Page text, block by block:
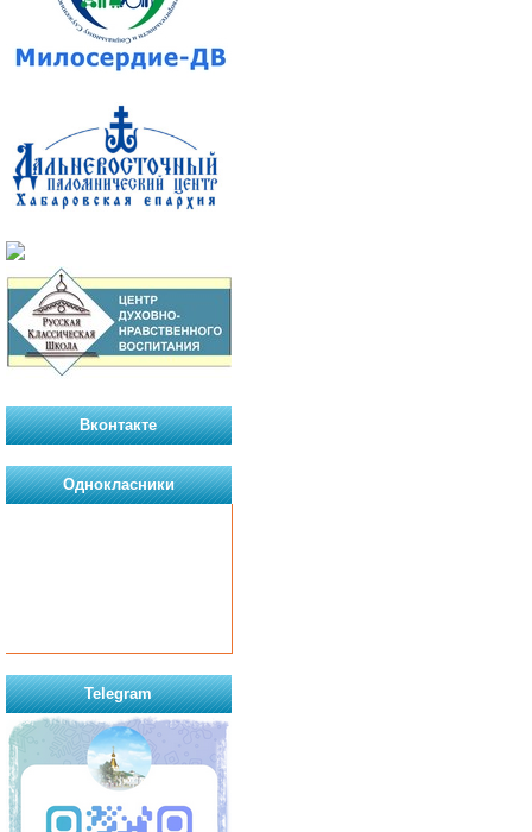
Вконтакте
Однокласники
Telegram